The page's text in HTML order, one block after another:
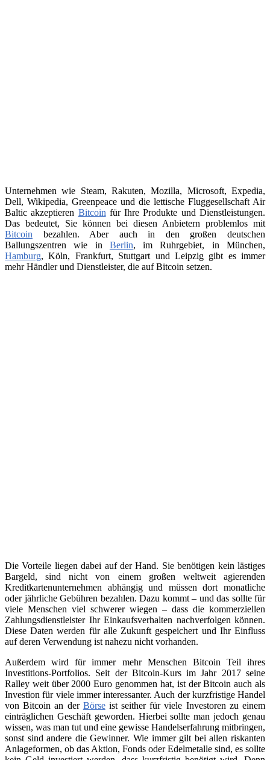
Unternehmen wie Steam, Rakuten, Mozilla, Microsoft, Expedia,
Dell, Wikipedia, Greenpeace und die lettische Fluggesellschaft Air
Baltic akzeptieren Bitcoin für Ihre Produkte und Dienstleistungen.
Das bedeutet, Sie können bei diesen Anbietern problemlos mit
Bitcoin bezahlen. Aber auch in den großen deutschen
Ballungszentren wie in Berlin, im Ruhrgebiet, in München,
Hamburg, Köln, Frankfurt, Stuttgart und Leipzig gibt es immer
mehr Händler und Dienstleister, die auf Bitcoin setzen.
Die Vorteile liegen dabei auf der Hand. Sie benötigen kein lästiges
Bargeld, sind nicht von einem großen weltweit agierenden
Kreditkartenunternehmen abhängig und müssen dort monatliche
oder jährliche Gebühren bezahlen. Dazu kommt – und das sollte für
viele Menschen viel schwerer wiegen – dass die kommerziellen
Zahlungsdienstleister Ihr Einkaufsverhalten nachverfolgen können.
Diese Daten werden für alle Zukunft gespeichert und Ihr Einfluss
auf deren Verwendung ist nahezu nicht vorhanden.
Außerdem wird für immer mehr Menschen Bitcoin Teil ihres
Investitions-Portfolios. Seit der Bitcoin-Kurs im Jahr 2017 seine
Ralley weit über 2000 Euro genommen hat, ist der Bitcoin auch als
Investion für viele immer interessanter. Auch der kurzfristige Handel
von Bitcoin an der Börseist seither für viele Investoren zu einem
einträglichen Geschäft geworden. Hierbei sollte man jedoch genau
wissen, was man tut und eine gewisse Handelserfahrung mitbringen,
sonst sind andere die Gewinner. Wie immer gilt bei allen riskanten
Anlageformen, ob das Aktion, Fonds oder Edelmetalle sind, es sollte